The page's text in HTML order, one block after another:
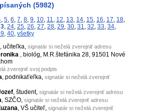
(5982)
5 6 7 8 9 10 11 12 13 14 15 16 17 18
24 25 26 27 28 29 30 31 32 33 34
40 všetky
, učiteľka, signatár si neželá zverejniť adresu
, biológ, M.R.štefánika 28, 91501 Nové
zverejniť svoj podpis
, podnikaťeľka, signatár si neželá zverejniť
, študent, signatár si neželá zverejniť adresu
, SZČO, signatár si neželá zverejniť adresu
, VŠ učiteľ, signatár si neželá zverejniť